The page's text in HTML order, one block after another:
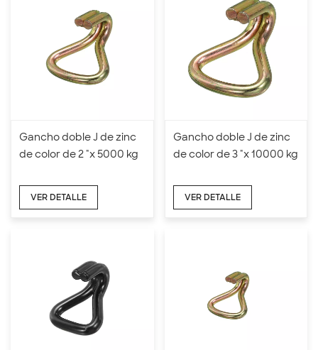
Gancho doble J de zinc
de color de 2 "x 5000 kg
VER DETALLE
Gancho doble J de zinc
de color de 3 "x 10000 kg
VER DETALLE